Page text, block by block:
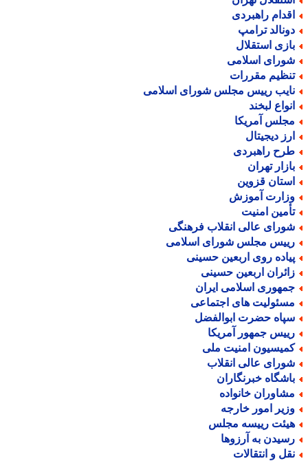
راهبردی
ترامپ
استقلال
اسلامی
مقررات
رییس مجلس شورای اسلامی
لبخند
آمریکا
دیجیتال
راهبردی
تهران
قزوین
آموزش
امنیت
عالی انقلاب فرهنگی
مجلس شورای اسلامی
روی اربعین حسینی
اربعین حسینی
اسلامی ایران
های اجتماعی
حضرت ابوالفضل
جمهور آمریکا
امنیت ملی
عالی انقلاب
خبرنگاران
خانواده
امور خارجه
رییسه مجلس
به آرزوها
و انتقالات